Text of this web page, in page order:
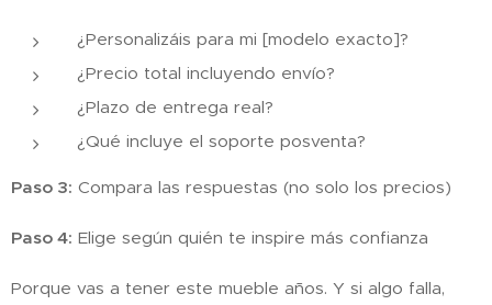
¿Personalizáis para mi [modelo exacto]?
¿Precio total incluyendo envío?
¿Plazo de entrega real?
¿Qué incluye el soporte posventa?
Paso 3: Compara las respuestas (no solo los precios)
Paso 4: Elige según quién te inspire más confianza
Porque vas a tener este mueble años. Y si algo falla,